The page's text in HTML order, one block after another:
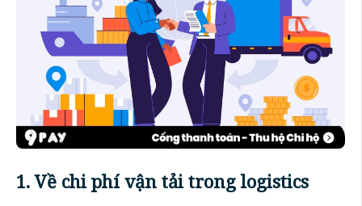
1. Về chi phí vận tải trong logistics